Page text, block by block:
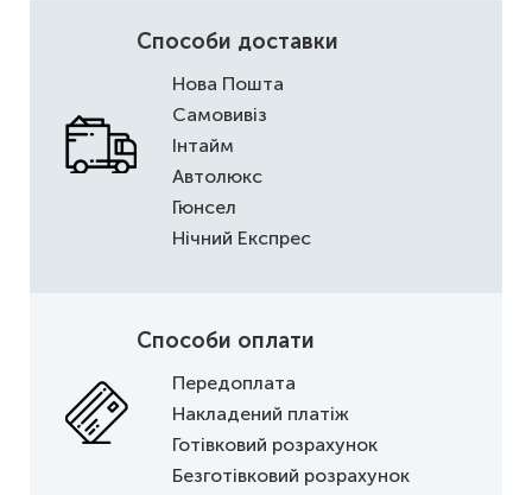
Способи доставки
Нова Пошта
Самовивіз
Інтайм
Автолюкс
Гюнсел
Нічний Експрес
Способи оплати
Передоплата
Накладений платіж
Готівковий розрахунок
Безготівковий розрахунок